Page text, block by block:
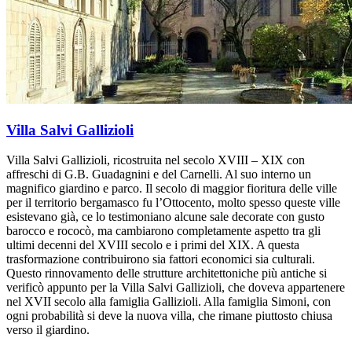
Villa Salvi Gallizioli
Villa Salvi Gallizioli, ricostruita nel secolo XVIII – XIX con
affreschi di G.B. Guadagnini e del Carnelli. Al suo interno un
magnifico giardino e parco. Il secolo di maggior fioritura delle ville
per il territorio bergamasco fu l’Ottocento, molto spesso queste ville
esistevano già, ce lo testimoniano alcune sale decorate con gusto
barocco e rococò, ma cambiarono completamente aspetto tra gli
ultimi decenni del XVIII secolo e i primi del XIX. A questa
trasformazione contribuirono sia fattori economici sia culturali.
Questo rinnovamento delle strutture architettoniche più antiche si
verificò appunto per la Villa Salvi Gallizioli, che doveva appartenere
nel XVII secolo alla famiglia Gallizioli. Alla famiglia Simoni, con
ogni probabilità si deve la nuova villa, che rimane piuttosto chiusa
verso il giardino.